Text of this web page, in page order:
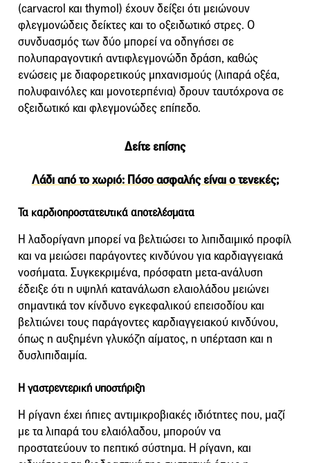
(carvacrol και thymol) έχουν δείξει ότι μειώνουν
φλεγμονώδεις δείκτες και το οξειδωτικό στρες. Ο
συνδυασμός των δύο μπορεί να οδηγήσει σε
πολυπαραγοντική αντιφλεγμονώδη δράση, καθώς
ενώσεις με διαφορετικούς μηχανισμούς (λιπαρά οξέα,
πολυφαινόλες και μονοτερπένια) δρουν ταυτόχρονα σε
οξειδωτικό και φλεγμονώδες επίπεδο.
Δείτε επίσης
Λάδι από το χωριό: Πόσο ασφαλής είναι ο τενεκές;
Τα καρδιοπροστατευτικά αποτελέσματα
Η λαδορίγανη μπορεί να βελτιώσει το λιπιδαιμικό προφίλ
και να μειώσει παράγοντες κινδύνου για καρδιαγγειακά
νοσήματα. Συγκεκριμένα, πρόσφατη μετα-ανάλυση
έδειξε ότι η υψηλή κατανάλωση ελαιολάδου μειώνει
σημαντικά τον κίνδυνο εγκεφαλικού επεισοδίου και
βελτιώνει τους παράγοντες καρδιαγγειακού κινδύνου,
όπως η αυξημένη γλυκόζη αίματος, η υπέρταση και η
δυσλιπιδαιμία.
Η γαστρεντερική υποστήριξη
Η ρίγανη έχει ήπιες αντιμικροβιακές ιδιότητες που, μαζί
με τα λιπαρά του ελαιόλαδου, μπορούν να
προστατεύουν το πεπτικό σύστημα. Η ρίγανη, και